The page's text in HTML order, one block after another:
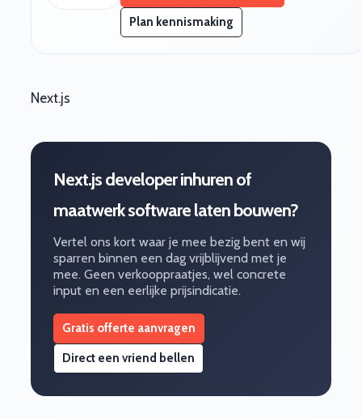
Plan kennismaking
Next.js
Next.js developer inhuren of
maatwerk software laten bouwen?
Vertel ons kort waar je mee bezig bent en wij
sparren binnen een dag vrijblijvend met je
mee. Geen verkooppraatjes, wel concrete
input en een eerlijke prijsindicatie.
Gratis offerte aanvragen
Direct een vriend bellen